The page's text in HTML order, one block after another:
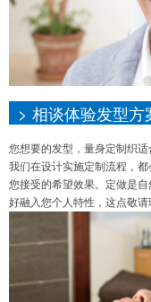
> 相谈体验发型方
您想要的发型，量身定制织适
我们在设计实施定制流程，
您接受的希望效果。定做是
好融入您个人特性，这点敬请